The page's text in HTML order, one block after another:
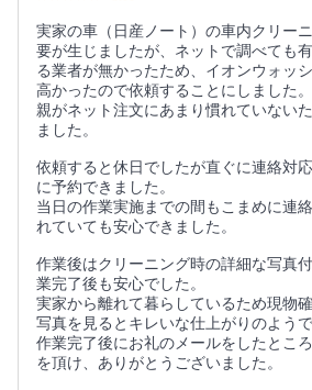
実家の車（日産ノート）の車内クリー
要が生じましたが、ネットで調べても
る業者が無かったため、イオンウォッ
高かったので依頼することにしました。
親がネット注文にあまり慣れていない
ました。
依頼すると休日でしたが直ぐに連絡対
に予約できました。
当日の作業実施までの間もこまめに連
れていても安心できました。
作業後はクリーニング時の詳細な写真
業完了後も安心でした。
実家から離れて暮らしているため現物
写真を見るとキレいな仕上がりのようで
作業完了後にお礼のメールをしたとこ
を頂け、ありがとうございました。